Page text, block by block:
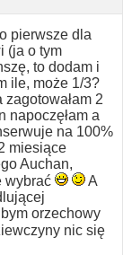
pierwsze dla
(ja o tym
to dodam i
ile, może 1/3?
2
napoczęłam a
na 100%
miesiące
Auchan,
wybrać
A
orzechowy
nic się